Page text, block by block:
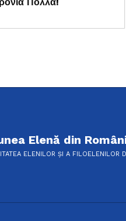
Πολλά!
Elenă din
ELENILOR ȘI A FILOELENILOR